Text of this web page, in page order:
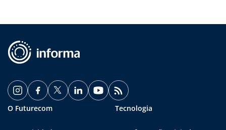
O Futurecom Tecnologia